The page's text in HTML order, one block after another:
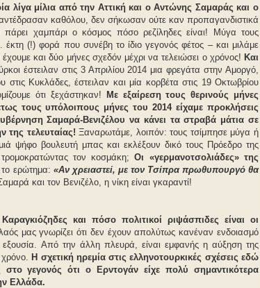
λίγα μίλια από την Αττική και ο Αντώνης Σαμαράς και ο
καθόλου, δεν σήκωσαν ούτε καν προπαγανδιστικά
χαμπάρι ο κόσμος πόσο ρεζίληδες είναι! Μύγα τους
(!) φορά που συνέβη το ίδιο γεγονός φέτος – και μιλάμε
και δύο μήνες σχεδόν μέχρι να τελειώσει ο χρόνος! Και
έστειλαν στις 3 Απριλίου 2014 μια φρεγάτα στην Αμοργό,
στις Κυκλάδες, έστειλαν και μία κορβέτα στις 19 Οκτωβρίου
ότι ξεχάστηκαν!
Με εξαίρεση τους θερινούς μήνες
τους υπόλοιπους μήνες του 2014 είχαμε προκλήσεις
Σαμαρά-Βενιζέλου να κάνει τα στραβά μάτια σε
της τελευταίας! Ξαναρωτάμε, λοιπόν: τους τσίμπησε μύγα ή
ψήφο βουλευτή μπας και εκλέξουν δικό τους Πρόεδρο της
τον κοσμάκη; Οι «γερμανοτσολιάδες» της
ερώτημα: «Αν χρειαστεί, με τον Τσίπρα πρωθυπουργό θα
και τον Βενιζέλο, η νίκη είναι γκαραντί!
και πόσο πολιτικοί ριψάσπιδες είναι οι
μας γνωρίζει ότι δεν έχουν απολύτως κανέναν ενδοιασμό
Από την άλλη πλευρά, είναι εμφανής η αύξηση της
Η σχετική ηρεμία στις ελληνοτουρκικές σχέσεις εδώ
στο γεγονός ότι ο Ερντογάν είχε πολύ σημαντικότερα
Ελλάδα.